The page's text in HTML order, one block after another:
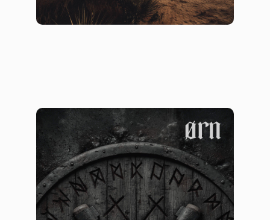
Презентация для бренда со
скандинавской силой
Брендинг Презентации